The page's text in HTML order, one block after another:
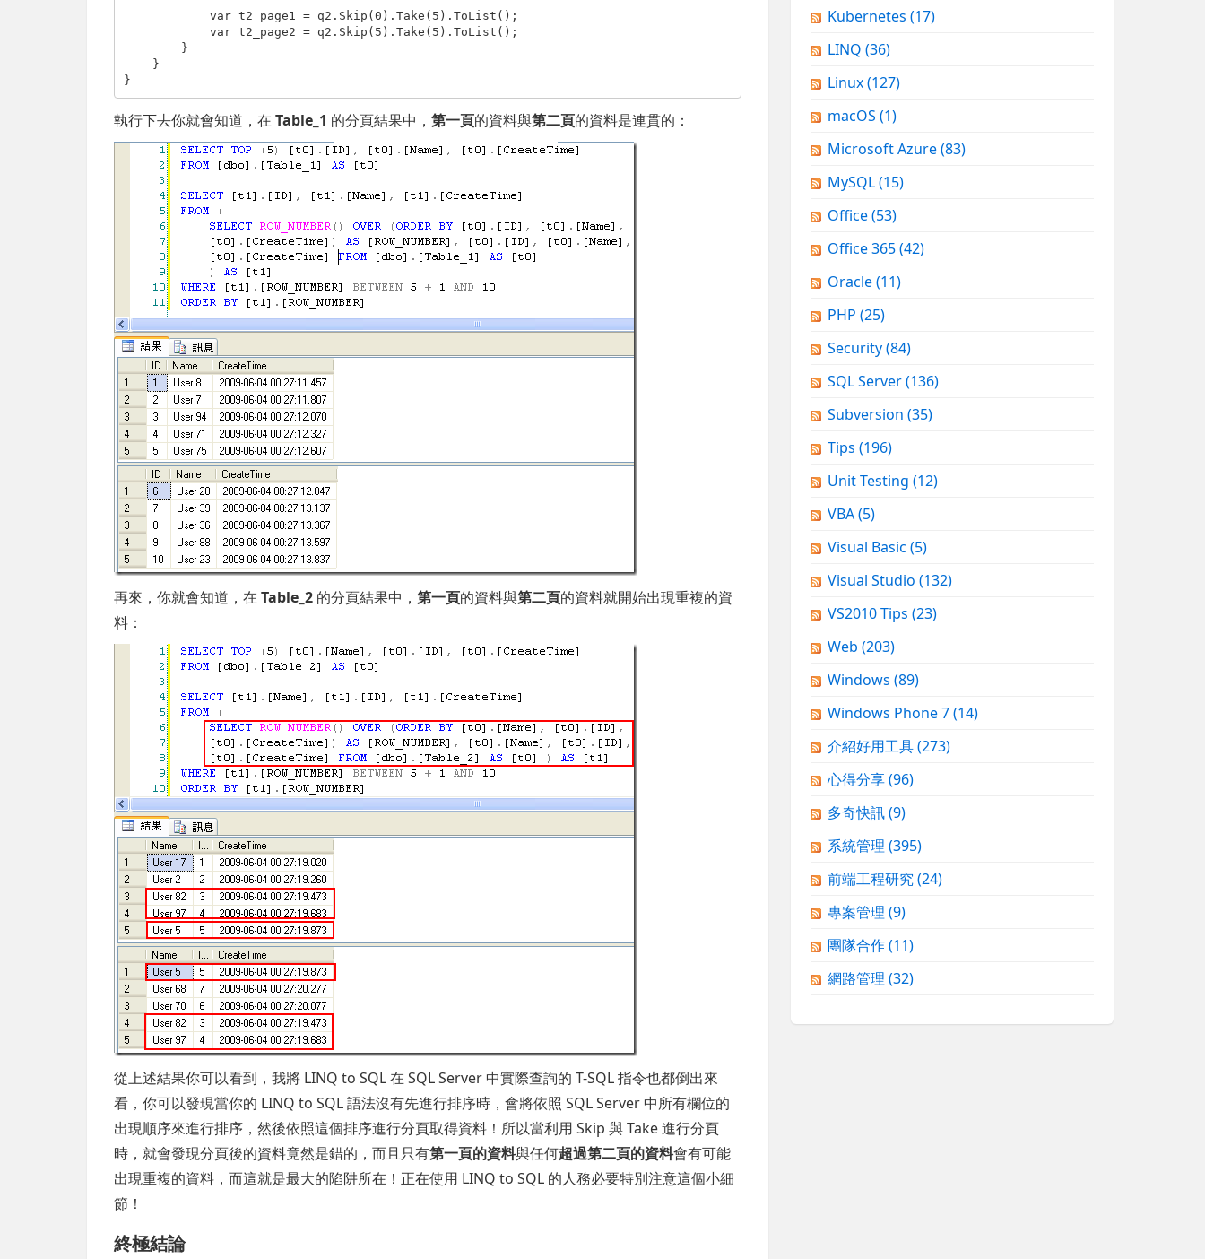
}
執行下去你就會知道，在Table_1 的分頁結果中，第一頁的資料與第二頁的資料是連貫的：
再來，你就會知道，在Table_2 的分頁結果中，第一頁的資料與第二頁的資料就開始出現重複的資
料：
從上述結果你可以看到，我將 LINQ to SQL 在 SQL Server 中實際查詢的 T-SQL 指令也都倒出來
看，你可以發現當你的 LINQ to SQL 語法沒有先進行排序時，會將依照 SQL Server 中所有欄位的
出現順序來進行排序，然後依照這個排序進行分頁取得資料！所以當利用 Skip 與 Take 進行分頁
時，就會發現分頁後的資料竟然是錯的，而且只有第一頁的資料與任何超過第二頁的資料會有可能
出現重複的資料，而這就是最大的陷阱所在！正在使用 LINQ to SQL 的人務必要特別注意這個小細
節！
終極結論
Kubernetes (17)
LINQ (36)
Linux(127)
macOS (1)
Microsoft Azure(83)
MySQL(15)
Office(53)
Office 365(42)
Oracle(11)
PHP (25)
Security(84)
SQL Server(136)
Subversion (35)
Tips (196)
Unit Testing (12)
VBA(5)
Visual Basic (5)
Visual Studio (132)
VS2010 Tips (23)
Web (203)
Windows (89)
Windows Phone 7(14)
介紹好用工具(273)
心得分享(96)
多奇快訊(9)
系統管理 (395)
前端工程研究(24)
專案管理 (9)
團隊合作(11)
網路管理 (32)